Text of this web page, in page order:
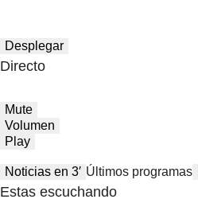
Desplegar
Directo
Mute
Volumen
Play
Noticias en 3′ Últimos programas
Estas escuchando